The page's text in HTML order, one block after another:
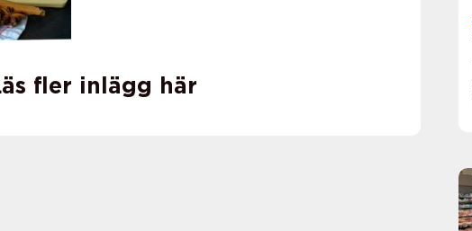
fler inlägg här